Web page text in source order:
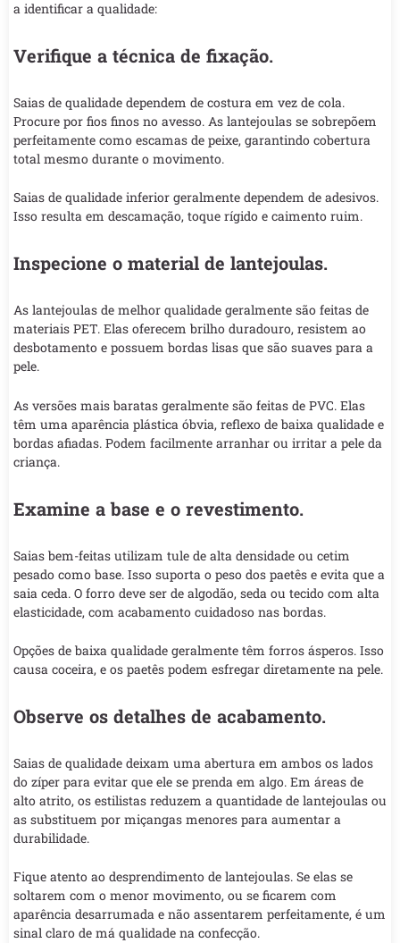
a identificar a qualidade:
Verifique a técnica de fixação.
Saias de qualidade dependem de costura em vez de cola.
Procure por fios finos no avesso. As lantejoulas se sobrepõem
perfeitamente como escamas de peixe, garantindo cobertura
total mesmo durante o movimento.
Saias de qualidade inferior geralmente dependem de adesivos.
Isso resulta em descamação, toque rígido e caimento ruim.
Inspecione o material de lantejoulas.
As lantejoulas de melhor qualidade geralmente são feitas de
materiais PET. Elas oferecem brilho duradouro, resistem ao
desbotamento e possuem bordas lisas que são suaves para a
pele.
As versões mais baratas geralmente são feitas de PVC. Elas
têm uma aparência plástica óbvia, reflexo de baixa qualidade e
bordas afiadas. Podem facilmente arranhar ou irritar a pele da
criança.
Examine a base e o revestimento.
Saias bem-feitas utilizam tule de alta densidade ou cetim
pesado como base. Isso suporta o peso dos paetês e evita que a
saia ceda. O forro deve ser de algodão, seda ou tecido com alta
elasticidade, com acabamento cuidadoso nas bordas.
Opções de baixa qualidade geralmente têm forros ásperos. Isso
causa coceira, e os paetês podem esfregar diretamente na pele.
Observe os detalhes de acabamento.
Saias de qualidade deixam uma abertura em ambos os lados
do zíper para evitar que ele se prenda em algo. Em áreas de
alto atrito, os estilistas reduzem a quantidade de lantejoulas ou
as substituem por miçangas menores para aumentar a
durabilidade.
Fique atento ao desprendimento de lantejoulas. Se elas se
soltarem com o menor movimento, ou se ficarem com
aparência desarrumada e não assentarem perfeitamente, é um
sinal claro de má qualidade na confecção.